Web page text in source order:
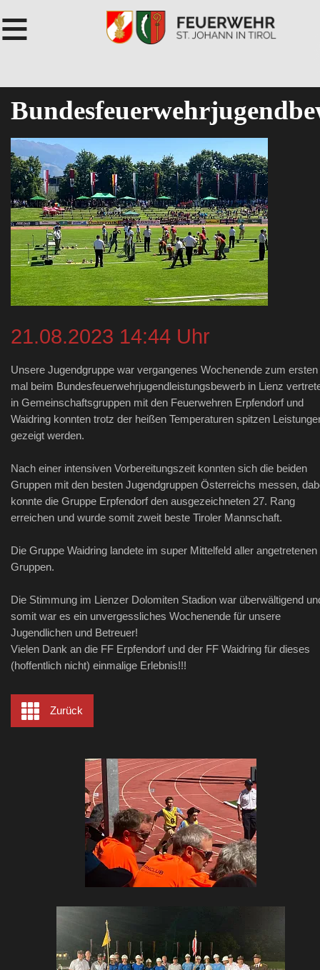
≡
21.08.2023 14:44 Uhr
Unsere Jugendgruppe war vergangenes Wochenende zum ersten
mal beim Bundesfeuerwehrjugendleistungsbewerb in Lienz
in Gemeinschaftsgruppen mit den Feuerwehren Erpfendorf und
Waidring konnten trotz der heißen Temperaturen spitzen
gezeigt werden.
Nach einer intensiven Vorbereitungszeit konnten sich die beiden
Gruppen mit den besten Jugendgruppen Österreichs messen,
konnte die Gruppe Erpfendorf den ausgezeichneten 27. Rang
erreichen und wurde somit zweit beste Tiroler Mannschaft.
Die Gruppe Waidring landete im super Mittelfeld aller angetretenen
Gruppen.
Die Stimmung im Lienzer Dolomiten Stadion war überwältigend
somit war es ein unvergessliches Wochenende für unsere
Jugendlichen und Betreuer!
Vielen Dank an die FF Erpfendorf und der FF Waidring für dieses
(hoffentlich nicht) einmalige Erlebnis!!!
Zurück